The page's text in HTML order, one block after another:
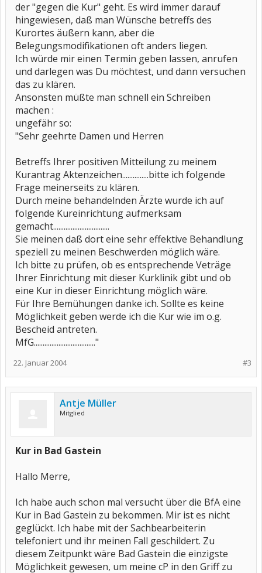
der "gegen die Kur" geht. Es wird immer darauf
hingewiesen, daß man Wünsche betreffs des
Kurortes äußern kann, aber die
Belegungsmodifikationen oft anders liegen.
Ich würde mir einen Termin geben lassen, anrufen
und darlegen was Du möchtest, und dann versuchen
das zu klären.
Ansonsten müßte man schnell ein Schreiben
machen :
ungefähr so:
"Sehr geehrte Damen und Herren
Betreffs Ihrer positiven Mitteilung zu meinem
Kurantrag Aktenzeichen...............bitte ich folgende
Frage meinerseits zu klären.
Durch meine behandelnden Ärzte wurde ich auf
folgende Kureinrichtung aufmerksam
gemacht................................
Sie meinen daß dort eine sehr effektive Behandlung
speziell zu meinen Beschwerden möglich wäre.
Ich bitte zu prüfen, ob es entsprechende Veträge
Ihrer Einrichtung mit dieser Kurklinik gibt und ob
eine Kur in dieser Einrichtung möglich wäre.
Für Ihre Bemühungen danke ich. Sollte es keine
Möglichkeit geben werde ich die Kur wie im o.g.
Bescheid antreten.
MfG..................................."
#3
22. Januar 2004
Antje Müller
Mitglied
Kur in Bad Gastein
Hallo Merre,
Ich habe auch schon mal versucht über die BfA eine
Kur in Bad Gastein zu bekommen. Mir ist es nicht
geglückt. Ich habe mit der Sachbearbeiterin
telefoniert und ihr meinen Fall geschildert. Zu
diesem Zeitpunkt wäre Bad Gastein die einzigste
Möglichkeit gewesen, um meine cP in den Griff zu